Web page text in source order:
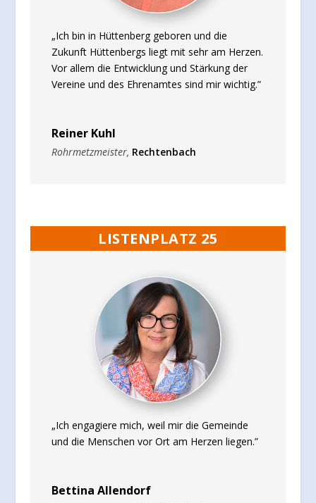
„Ich bin in Hüttenberg geboren und die
Zukunft Hüttenbergs liegt mit sehr am Herzen.
Vor allem die Entwicklung und Stärkung der
Vereine und des Ehrenamtes sind mir wichtig.”
Reiner Kuhl
Rohrmetzmeister, Rechtenbach
LISTENPLATZ 25
„Ich engagiere mich, weil mir die Gemeinde
und die Menschen vor Ort am Herzen liegen.”
Bettina Allendorf